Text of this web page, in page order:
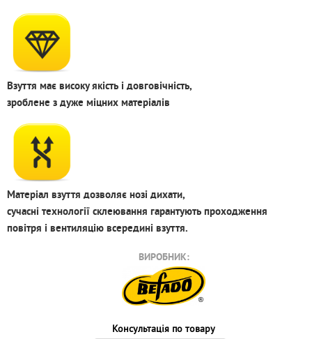
Взуття має високу якість і довговічність,
зроблене з дуже міцних матеріалів
Матеріал взуття дозволяє нозі дихати,
сучасні технології склеювання гарантують проходження
повітря і вентиляцію всередині взуття.
ВИРОБНИК:
Консультація по товару